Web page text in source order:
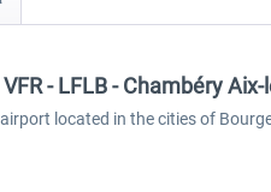
- LFLB - Chambéry
located in the cities of